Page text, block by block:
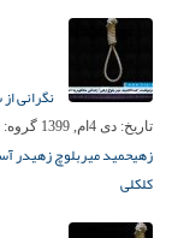
نگرانی
تاریخ: دی 4ام, 1399 گروه:
زهیحمید میربلوچ زهیدر
کلکلی